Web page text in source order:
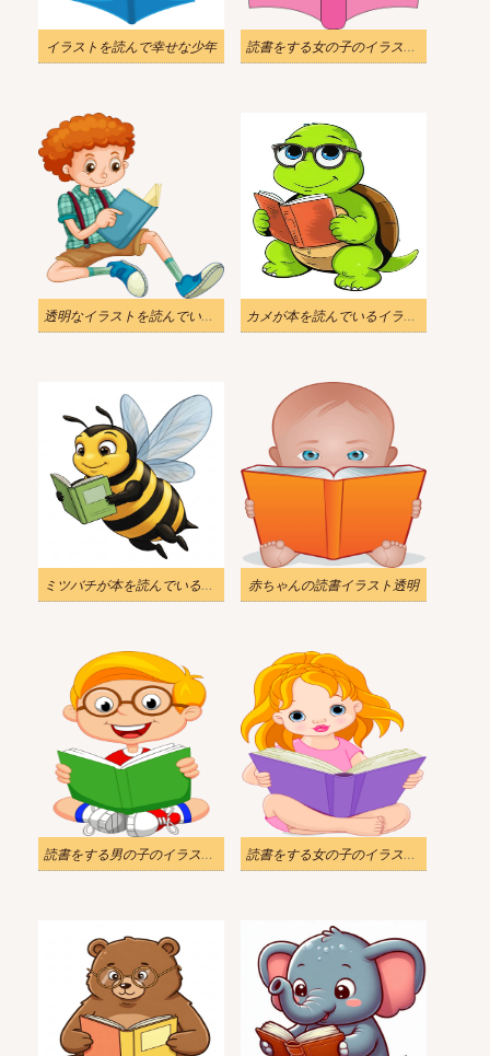
イラストを読んで幸せな少年 読書をする女の子のイラスト透明
透明なイラストを読んでいる若い男の子 カメが本を読んでいるイラスト
ミツバチが本を読んでいるイラスト画像 赤ちゃんの読書イラスト透明
読書をする男の子のイラスト透明 読書をする女の子のイラスト透明